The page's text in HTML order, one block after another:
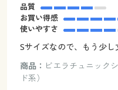
品質
お買い得感
使いやすさ
Sサイズなので、もう少し
商品： ビエラチュニック
ド系）